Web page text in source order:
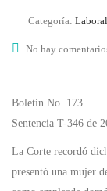
Categoría: Laboral
No hay
Boletín No. 173
Sentencia T-346 de
La Corte recordó
presentó una mujer